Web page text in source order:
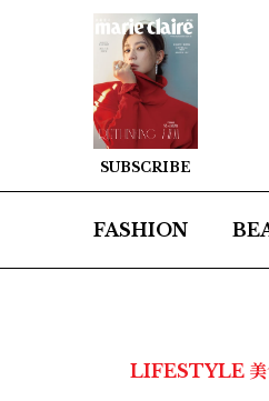
SUBSCRIBE
FASHION
LIFESTYLE